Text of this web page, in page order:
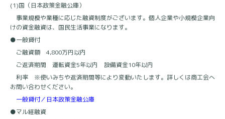
(1)国（日本政策金融公庫）
事業規模や業種に応じた融資制度がございます。個人企業や小規模企業向
けの資金融資は、国民生活事業になります。
●一般貸付
ご融資額4,800万円以内
ご返済期間
運転資金5年以内 設備資金10年以内
利率 ※使いみちや返済期間等により変動いたします。詳しくは商工会へ
お問い合わせください。
一般貸付／日本政策金融公庫
●マル経融資